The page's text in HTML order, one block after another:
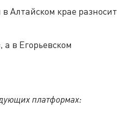
Алтайском крае разносит
в Егорьевском
платформах: